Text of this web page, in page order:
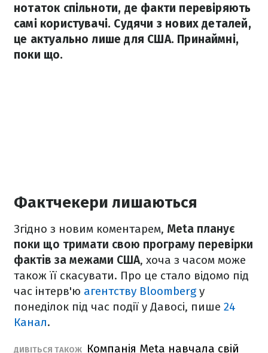
нотаток спільноти, де факти перевіряють
самі користувачі. Судячи з нових деталей,
це актуально лише для США. Принаймні,
поки що.
Фактчекери лишаються
Згідно з новим коментарем, Meta планує
поки що тримати свою програму перевірки
фактів за межами США, хоча з часом може
також її скасувати. Про це стало відомо під
час інтерв'ю агентству Bloombergу
понеділок під час події у Давосі, пише 24
Канал.
ДИВІТЬСЯ ТАКОЖ Компанія Meta навчала свій